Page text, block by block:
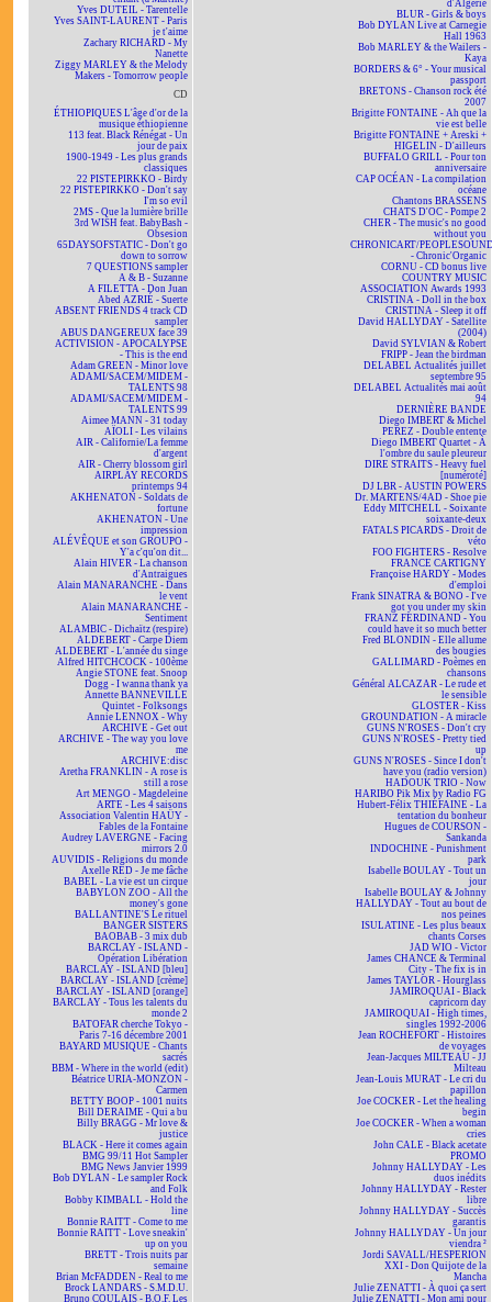
Yves DUTEIL - Tarentelle
Yves SAINT-LAURENT - Paris
je t'aime
Zachary RICHARD - My
Nanette
Ziggy MARLEY & the Melody
Makers - Tomorrow people
CD
ÉTHIOPIQUES L'âge d'or de la
musique éthiopienne
113 feat. Black Rénégat - Un
jour de paix
1900-1949 - Les plus grands
classiques
22 PISTEPIRKKO - Birdy
22 PISTEPIRKKO - Don't say
I'm so evil
2MS - Que la lumière brille
3rd WISH feat. BabyBash -
Obsesion
65DAYSOFSTATIC - Don't go
down to sorrow
7 QUESTIONS sampler
A & B - Suzanne
A FILETTA - Don Juan
Abed AZRIÉ - Suerte
ABSENT FRIENDS 4 track CD
sampler
ABUS DANGEREUX face 39
ACTIVISION - APOCALYPSE
- This is the end
Adam GREEN - Minor love
ADAMI/SACEM/MIDEM -
TALENTS 98
ADAMI/SACEM/MIDEM -
TALENTS 99
Aimee MANN - 31 today
AÏOLI - Les vilains
AIR - Californie/La femme
d'argent
AIR - Cherry blossom girl
AIRPLAY RECORDS
printemps 94
AKHENATON - Soldats de
fortune
AKHENATON - Une
impression
ALÉVÊQUE et son GROUPO -
Y'a c'qu'on dit...
Alain HIVER - La chanson
d'Antraigues
Alain MANARANCHE - Dans
le vent
Alain MANARANCHE -
Sentiment
ALAMBIC - Dichaïtz (respire)
ALDEBERT - Carpe Diem
ALDEBERT - L'année du singe
Alfred HITCHCOCK - 100ème
Angie STONE feat. Snoop
Dogg - I wanna thank ya
Annette BANNEVILLE
Quintet - Folksongs
Annie LENNOX - Why
ARCHIVE - Get out
ARCHIVE - The way you love
me
ARCHIVE:disc
Aretha FRANKLIN - A rose is
still a rose
Art MENGO - Magdeleine
ARTE - Les 4 saisons
Association Valentin HAÜY -
Fables de la Fontaine
Audrey LAVERGNE - Facing
mirrors 2.0
AUVIDIS - Religions du monde
Axelle RED - Je me fâche
BABEL - La vie est un cirque
BABYLON ZOO - All the
money's gone
BALLANTINE'S Le rituel
BANGER SISTERS
BAOBAB - 3 mix dub
BARCLAY - ISLAND -
Opération Libération
BARCLAY - ISLAND [bleu]
BARCLAY - ISLAND [crème]
BARCLAY - ISLAND [orange]
BARCLAY - Tous les talents du
monde 2
BATOFAR cherche Tokyo -
Paris 7-16 décembre 2001
BAYARD MUSIQUE - Chants
sacrés
BBM - Where in the world (edit)
Béatrice URIA-MONZON -
Carmen
BETTY BOOP - 1001 nuits
Bill DERAIME - Qui a bu
Billy BRAGG - Mr love &
justice
BLACK - Here it comes again
BMG 99/11 Hot Sampler
BMG News Janvier 1999
Bob DYLAN - Le sampler Rock
and Folk
Bobby KIMBALL - Hold the
line
Bonnie RAITT - Come to me
Bonnie RAITT - Love sneakin'
up on you
BRETT - Trois nuits par
semaine
Brian McFADDEN - Real to me
Brock LANDARS - S.M.D.U.
Bruno COULAIS - B.O.F. Les
d'Algérie
BLUR - Girls & boys
Bob DYLAN Live at Carnegie
Hall 1963
Bob MARLEY & the Wailers -
Kaya
BORDERS & 6° - Your musical
passport
BRETONS - Chanson rock été
2007
Brigitte FONTAINE - Ah que la
vie est belle
Brigitte FONTAINE + Areski +
HIGELIN - D'ailleurs
BUFFALO GRILL - Pour ton
anniversaire
CAP OCÉAN - La compilation
océane
Chantons BRASSENS
CHATS D'OC - Pompe 2
CHER - The music's no good
without you
CHRONICART/
- Chronic'Organic
CORNU - CD bonus live
COUNTRY MUSIC
ASSOCIATION Awards 1993
CRISTINA - Doll in the box
CRISTINA - Sleep it off
David HALLYDAY - Satellite
(2004)
David SYLVIAN & Robert
FRIPP - Jean the birdman
DELABEL Actualités juillet
septembre 95
DELABEL Actualités mai août
94
DERNIÈRE BANDE
Diego IMBERT & Michel
PEREZ - Double entente
Diego IMBERT Quartet - À
l'ombre du saule pleureur
DIRE STRAITS - Heavy fuel
[numéroté]
DJ LBR - AUSTIN POWERS
Dr. MARTENS/4AD - Shoe pie
Eddy MITCHELL - Soixante
soixante-deux
FATALS PICARDS - Droit de
véto
FOO FIGHTERS - Resolve
FRANCE CARTIGNY
Françoise HARDY - Modes
d'emploi
Frank SINATRA & BONO - I've
got you under my skin
FRANZ FERDINAND - You
could have it so much better
Fred BLONDIN - Elle allume
des bougies
GALLIMARD - Poèmes en
chansons
Général ALCAZAR - Le rude et
le sensible
GLOSTER - Kiss
GROUNDATION - A miracle
GUNS N'ROSES - Don't cry
GUNS N'ROSES - Pretty tied
up
GUNS N'ROSES - Since I don't
have you (radio version)
HADOUK TRIO - Now
HARIBO Pik Mix by Radio FG
Hubert-Félix THIÉFAINE - La
tentation du bonheur
Hugues de COURSON -
Sankanda
INDOCHINE - Punishment
park
Isabelle BOULAY - Tout un
jour
Isabelle BOULAY & Johnny
HALLYDAY - Tout au bout de
nos peines
ISULATINE - Les plus beaux
chants Corses
JAD WIO - Victor
James CHANCE & Terminal
City - The fix is in
James TAYLOR - Hourglass
JAMIROQUAI - Black
capricorn day
JAMIROQUAI - High times,
singles 1992-2006
Jean ROCHEFORT - Histoires
de voyages
Jean-Jacques MILTEAU - JJ
Milteau
Jean-Louis MURAT - Le cri du
papillon
Joe COCKER - Let the healing
begin
Joe COCKER - When a woman
cries
John CALE - Black acetate
PROMO
Johnny HALLYDAY - Les
duos inédits
Johnny HALLYDAY - Rester
libre
Johnny HALLYDAY - Succès
garantis
Johnny HALLYDAY - Un jour
viendra ²
Jordi SAVALL/HESPERION
XXI - Don Quijote de la
Mancha
Julie ZENATTI - À quoi ça sert
Julie ZENATTI - Mon ami pour